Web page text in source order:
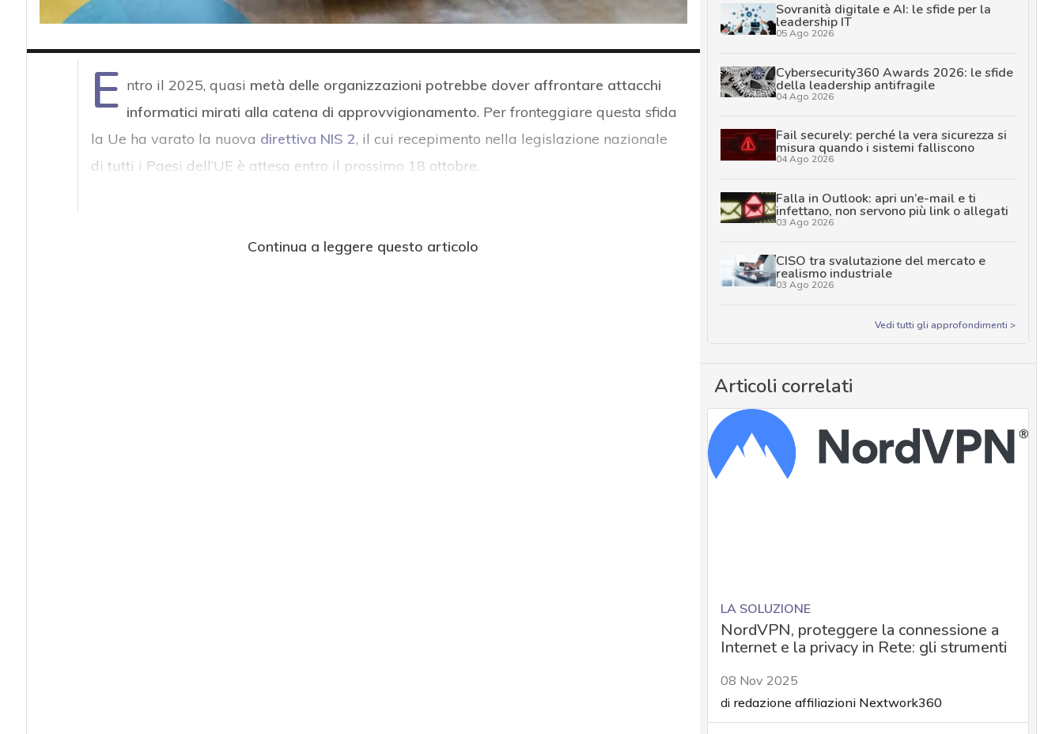
E ntro il 2025, quasi metà delle organizzazioni potrebbe dover affrontare attacchi
informatici mirati alla catena di approvvigionamento. Per fronteggiare questa sfida
la Ue ha varato la nuova direttiva NIS 2, il cui recepimento nella legislazione nazionale
di tutti i Paesi dell’UE è attesa entro il prossimo 18 ottobre.
Continua a leggere questo articolo
Sovranità digitale e AI: le sfide per la
leadership IT
05 Ago 2026
Cybersecurity360 Awards 2026: le sfide
della leadership antifragile
04 Ago 2026
Fail securely: perché la vera sicurezza si
misura quando i sistemi falliscono
04 Ago 2026
Falla in Outlook: apri un’e-mail e ti
infettano, non servono più link o allegati
03 Ago 2026
CISO tra svalutazione del mercato e
realismo industriale
03 Ago 2026
Vedi tutti gli approfondimenti >
Articoli correlati
LA SOLUZIONE
NordVPN, proteggere la connessione a
Internet e la privacy in Rete: gli strumenti
08 Nov 2025
di redazione affiliazioni Nextwork360